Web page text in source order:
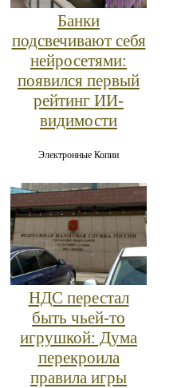
Банки
подсвечивают себя
нейросетями:
появился первый
рейтинг ИИ-
видимости
Электронные Копии
НДС перестал
быть чьей-то
игрушкой: Дума
перекроила
правила игры